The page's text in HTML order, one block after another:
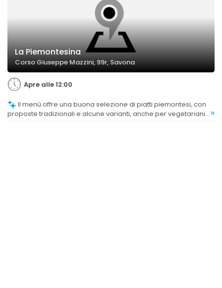
La Piemontesina
Corso Giuseppe Mazzini, 99r, Savona
Apre alle 12:00
proposte tradizionali e alcune varianti, anche per vegetariani
»